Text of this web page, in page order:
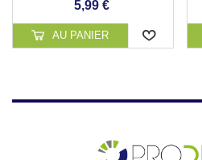
5,99 €
AU PANIER